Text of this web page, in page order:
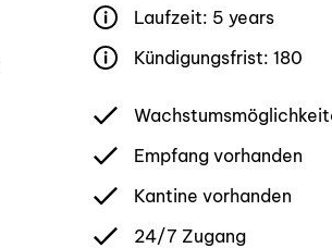
Laufzeit: 5 years
Kündigungsfrist: 180
Empfang vorhanden
Kantine vorhanden
24/7 Zugang